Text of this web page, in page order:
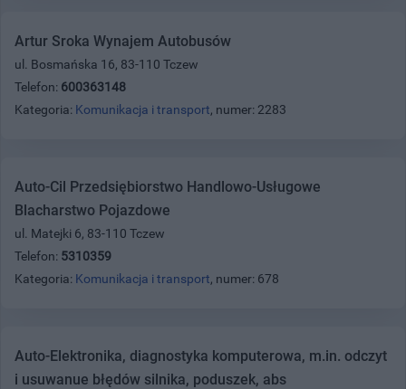
Artur Sroka Wynajem Autobusów
ul. Bosmańska 16, 83-110 Tczew
Telefon: 600363148
Kategoria: Komunikacja i transport, numer: 2283
Auto-Cil Przedsiębiorstwo Handlowo-Usługowe
Blacharstwo Pojazdowe
ul. Matejki 6, 83-110 Tczew
Telefon: 5310359
Kategoria: Komunikacja i transport, numer: 678
Auto-Elektronika, diagnostyka komputerowa, m.in. odczyt
i usuwanue błędów silnika, poduszek, abs